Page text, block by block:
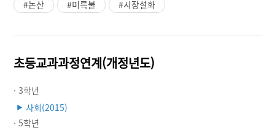
#논산 #미륵불 #시장설화
초등교과과정연계(개정년도)
· 3학년
▶ 사회(2015)
· 5학년